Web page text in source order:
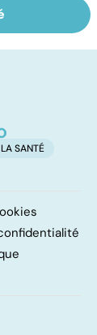
SANTÉ